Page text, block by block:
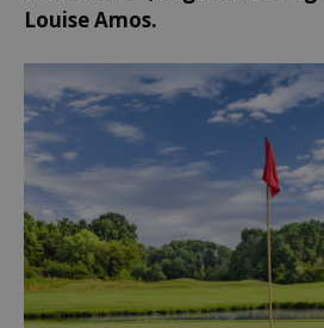
Louise Amos.